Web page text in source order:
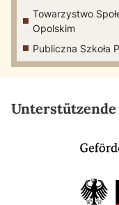
Towarzystwo
Opolskim
Publiczna Szkoła